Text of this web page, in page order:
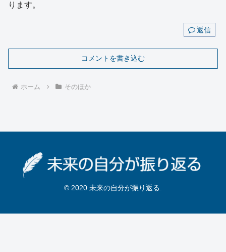
ります。
返信
コメントを書き込む
ホーム そのほか
© 2020 未来の自分が振り返る.